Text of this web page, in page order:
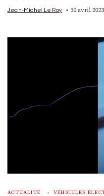
Jean-Michel Le Roy 30 avril 2023
ACTUALITÉ VÉHICULES